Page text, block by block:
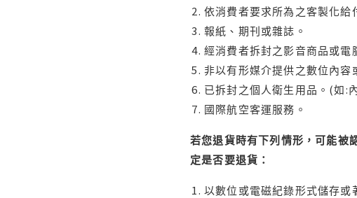
依消費者要求所為之客製化
報紙、期刊或雜誌。
經消費者拆封之影音商品或電
非以有形媒介提供之數位內
已拆封之個人衛生用品。(如:
國際航空客運服務。
若您退貨時有下列情形，可能被
定是否要退貨：
以數位或電磁紀錄形式儲存